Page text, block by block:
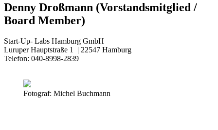
Denny Droßmann (Vorstandsmitglied /
Board Member)
Start-Up- Labs Hamburg GmbH
Luruper Hauptstraße 1 | 22547 Hamburg
Telefon: 040-8998-2839
Fotograf: Michel Buchmann